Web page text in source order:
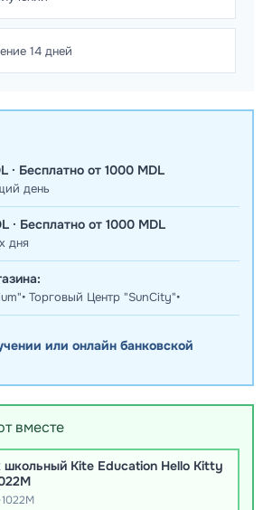
14 дней
· Бесплатно от 1000 MDL
день
· Бесплатно от 1000 MDL
дня
Торговый Центр "SunCity"•
или онлайн банковской
вместе
школьный Kite Education Hello Kitty